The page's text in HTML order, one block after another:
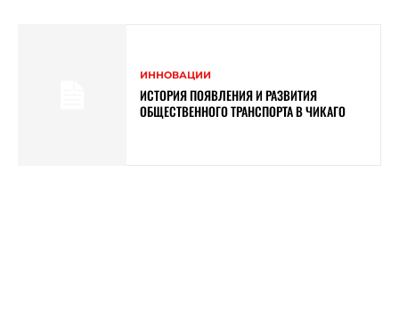
ИННОВАЦИИ
ИСТОРИЯ ПОЯВЛЕНИЯ И РАЗВИТИЯ
ОБЩЕСТВЕННОГО ТРАНСПОРТА В ЧИКАГО